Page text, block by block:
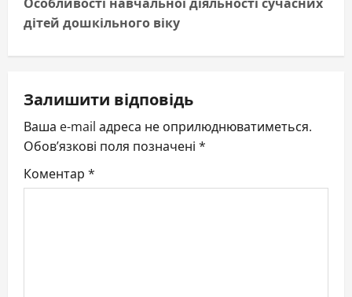
t
n
a
v
i
g
дітей дошкільного віку
Залишити відповідь
Ваша e-mail адреса не оприлюднюватиметься.
Обов’язкові поля позначені *
Коментар *